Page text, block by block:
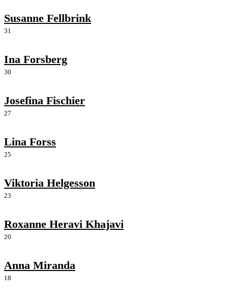
Susanne Fellbrink
31
Ina Forsberg
30
Josefina Fischier
27
Lina Forss
25
Viktoria Helgesson
23
Roxanne Heravi Khajavi
20
Anna Miranda
18